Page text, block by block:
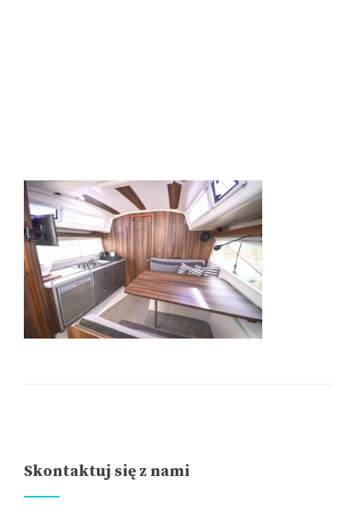
Skontaktuj się z nami